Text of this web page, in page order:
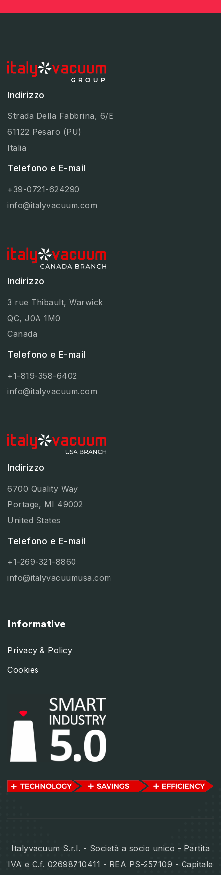
Indirizzo
Strada Della Fabbrina, 6/E
61122 Pesaro (PU)
Italia
Telefono e E-mail
+39-0721-624290
info@italyvacuum.com
Indirizzo
3 rue Thibault, Warwick
QC, J0A 1M0
Canada
Telefono e E-mail
+1-819-358-6402
info@italyvacuum.com
Indirizzo
6700 Quality Way
Portage, MI 49002
United States
Telefono e E-mail
+1-269-321-8860
info@italyvacuumusa.com
Informative
Privacy & Policy
Cookies
Italyvacuum S.r.l. - Società a socio unico - Partita
IVA e C.f. 02698710411 - REA PS-257109 - Capitale